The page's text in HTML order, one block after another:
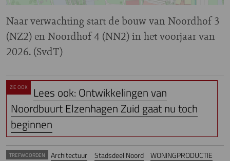
Naar verwachting start de bouw van Noordhof 3
(NZ2) en Noordhof 4 (NN2) in het voorjaar van
2026. (SvdT)
ZIE OOK
Lees ook: Ontwikkelingen van
Noordbuurt Elzenhagen Zuid gaat nu toch
beginnen
TREFWOORDEN Architectuur Stadsdeel Noord WONINGPRODUCTIE